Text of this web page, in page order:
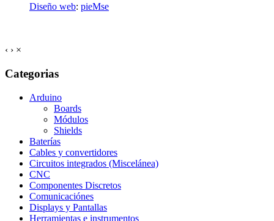
Diseño web: pieMse
‹ › ×
Categorias
Arduino
Boards
Módulos
Shields
Baterías
Cables y convertidores
Circuitos integrados (Miscelánea)
CNC
Componentes Discretos
Comunicaciónes
Displays y Pantallas
Herramientas e instrumentos